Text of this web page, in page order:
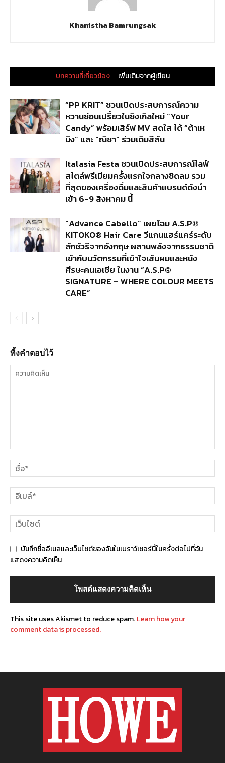
Khanistha Bamrungsak
บทความที่เกี่ยวข้อง เพิ่มเติมจากผู้เขียน
“PP KRIT” ชวนเปิดประสบการณ์ความ
หวานซ่อนเปรี้ยวในซิงเกิลใหม่ “Your
Candy” พร้อมเสิร์ฟ MV สดใส ได้ “ต้าเห
นิง” และ “ณิชา” ร่วมเติมสีสัน
Italasia Festa ชวนเปิดประสบการณ์ไลฟ์
สไตล์พรีเมียมครั้งแรกใจกลางชิดลม รวม
ที่สุดของเครื่องดื่มและสินค้าแบรนด์ดังนำ
เข้า 6-9 สิงหาคม นี้
“Advance Cabello” เผยโฉม A.S.P®
KITOKO® Hair Care วีแกนแฮร์แคร์ระดับ
ลักชัวรีจากอังกฤษ ผสานพลังจากธรรมชาติ
เข้ากับนวัตกรรมที่เข้าใจเส้นผมและหนัง
ศีรษะคนเอเชีย ในงาน “A.S.P®
SIGNATURE – WHERE COLOUR MEETS
CARE”
ทิ้งคำตอบไว้
บันทึกชื่ออีเมลและเว็บไซต์ของฉันในเบราว์เซอร์นี้ในครั้งต่อไปที่ฉัน
แสดงความคิดเห็น
This site uses Akismet to reduce spam.Learn how your
comment data is processed.